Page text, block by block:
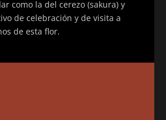
como la del cerezo (sakura) y
de celebración y de visita a
de esta flor.